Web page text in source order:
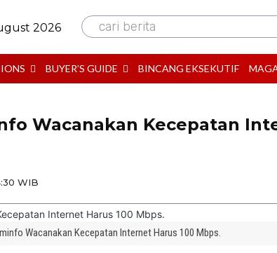
2026 cari berita
BUYER’S GUIDE BINCANG EKSEKUTIF
Wacanakan Kecepatan
WIB
Wacanakan Kecepatan Internet Harus 100 Mbps.